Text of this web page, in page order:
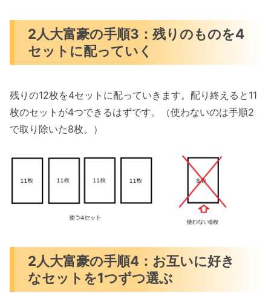
2人大富豪の手順3：残りのものを4
セットに配っていく
残りの12枚を4セットに配っていきます。配り終えると11
枚のセットが4つできるはずです。（使わないのは手順2
で取り除いた8枚。）
2人大富豪の手順4：お互いに好き
なセットを1つずつ選ぶ